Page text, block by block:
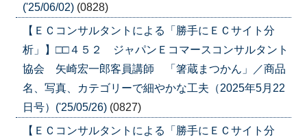
('25/06/02) (0828)
【ＥＣコンサルタントによる「勝手にＥＣサイト分
析」】□□４５２ ジャパンＥコマースコンサルタント
協会 矢崎宏一郎客員講師 「箸蔵まつかん」／商品
名、写真、カテゴリーで細やかな工夫（2025年5月22
日号）('25/05/26) (0827)
【ＥＣコンサルタントによる「勝手にＥＣサイト分